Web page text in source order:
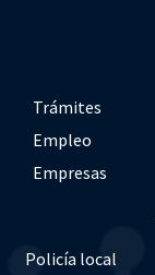
Trámites
Empleo
Empresas
Policía local